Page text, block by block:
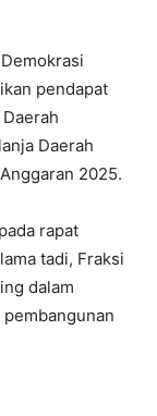
pendapat
Daerah
2025.
rapat
tadi, Fraksi
dalam